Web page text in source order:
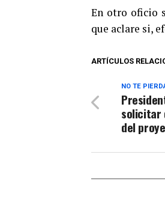
En otro oficio
que aclare si,
ARTÍCULOS
NO TE
solicitar
del